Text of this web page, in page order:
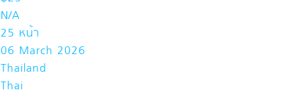
N/A
25 หน้า
06 March 2026
Thailand
Thai